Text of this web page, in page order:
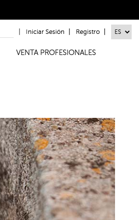
Iniciar Sesión Registro
VENTA PROFESIONALES